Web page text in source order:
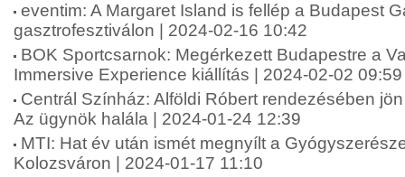
eventim: A Margaret Island is fellép a Budapest
gasztrofesztiválon | 2024-02-16 10:42
BOK Sportcsarnok: Megérkezett Budapestre a
Immersive Experience kiállítás | 2024-02-02 09:59
Centrál Színház: Alföldi Róbert rendezésében
Az ügynök halála | 2024-01-24 12:39
MTI: Hat év után ismét megnyílt a
Kolozsváron | 2024-01-17 11:10